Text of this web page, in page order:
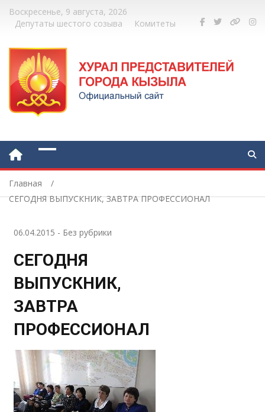
Воскресенье, 9 августа, 2026
Депутаты шестого созыва
Комитеты
Главная
СЕГОДНЯ ВЫПУСКНИК, ЗАВТРА ПРОФЕССИОНАЛ
06.04.2015 - Без рубрики
СЕГОДНЯ
ВЫПУСКНИК,
ЗАВТРА
ПРОФЕССИОНАЛ